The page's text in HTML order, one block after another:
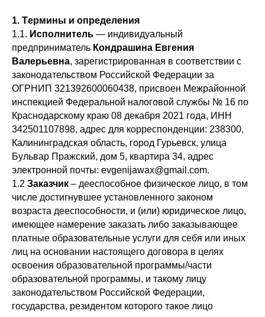
1. Термины и определения
1.1. Исполнитель — индивидуальный
предприниматель Кондрашина Евгения
Валерьевна, зарегистрированная в соответствии с
законодательством Российской Федерации за
ОГРНИП 321392600060438, присвоен Межрайонной
инспекцией Федеральной налоговой службы № 16 по
Краснодарскому краю 08 декабря 2021 года, ИНН
342501107898, адрес для корреспонденции: 238300,
Калининградская область, город Гурьевск, улица
Бульвар Пражский, дом 5, квартира 34, адрес
электронной почты: evgenijawax@gmail.com.
1.2 Заказчик – дееспособное физическое лицо, в том
числе достигнувшее установленного законом
возраста дееспособности, и (или) юридическое лицо,
имеющее намерение заказать либо заказывающее
платные образовательные услуги для себя или иных
лиц на основании настоящего договора в целях
освоения образовательной программы/части
образовательной программы, и такому лицу
законодательством Российской Федерации,
государства, резидентом которого такое лицо